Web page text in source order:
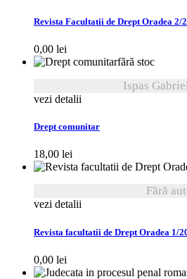
Revista Facultatii de Drept Oradea 2/
0,00 lei
fără stoc
Ispas
vezi detalii
Drept comunitar
18,00 lei
Fără
vezi detalii
Revista facultatii de Drept Oradea 1/
0,00 lei